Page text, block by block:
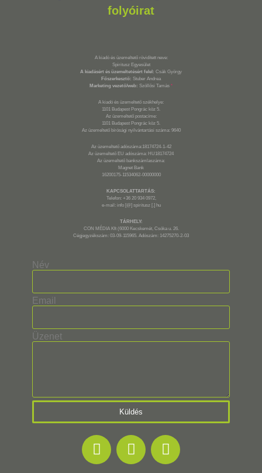
folyóirat
A kiadó és üzemeltető rövidített neve:
Spiritusz Egyesület
A kiadásért és üzemeltetésért felel: Csák György
Főszerkesztő: Stuber Andrea
Marketing vezető/web: Szöllősi Tamás *
A kiadó és üzemeltető székhelye:
1101 Budapest Pongrác köz 5.
Az üzemeltető postacíme:
1101 Budapest Pongrác köz 5.
Az üzemeltető bírósági nyilvántartási száma: 9640
Az üzemeltető adószáma:18174724-1-42
Az üzemeltető EU adószáma: HU18174724
Az üzemeltető bankszámlaszáma:
Magnet Bank
16200175-11534062-00000000
KAPCSOLATTARTÁS:
Telefon: +36 20 934 0972,
e-mail: info [@] spiritusz [.] hu
TÁRHELY:
CON MÉDIA Kft (6000 Kecskemét, Csóka u. 26.
Cégjegyzékszám: 03-09-115965. Adószám: 14275270-2-03
Név
Email
Üzenet
Küldés